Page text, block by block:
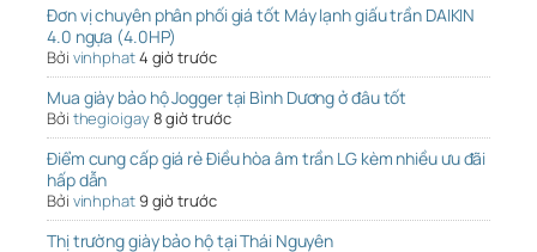
Đơn vị chuyên phân phối giá tốt Máy lạnh giấu trần DAIKIN
4.0 ngựa (4.0HP)
Bởi vinhphat4 giờ trước
Mua giày bảo hộ Jogger tại Bình Dương ở đâu tốt
Bởi thegioigay8 giờ trước
Điểm cung cấp giá rẻ Điều hòa âm trần LG kèm nhiều ưu đãi
hấp dẫn
Bởi vinhphat9 giờ trước
Thị trường giày bảo hộ tại Thái Nguyên